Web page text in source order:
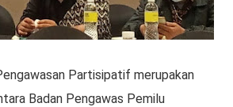
Partisipatif merupakan
Badan Pengawas Pemilu